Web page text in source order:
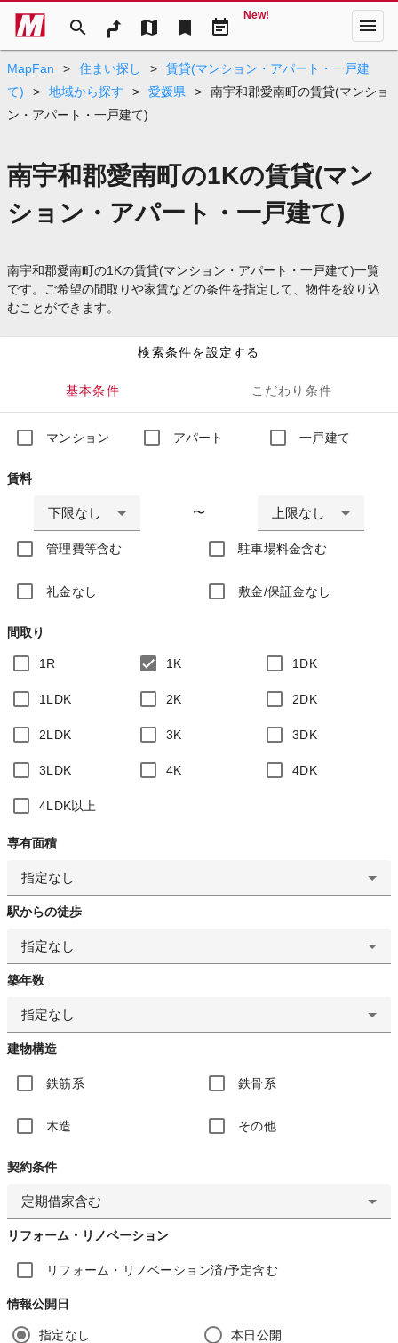
search map bookmark event_note
New! menu
MapFan > 住まい探し >
賃貸(マンション・アパート・一戸建
て)
> 地域から探す > 愛媛県 >
南宇和郡愛南町の賃貸(マンショ
ン・アパート・一戸建て)
南宇和郡愛南町の1Kの賃貸(マン
ション・アパート・一戸建て)
南宇和郡愛南町の1Kの賃貸(マンション・アパート・一戸建て)一覧
です。ご希望の間取りや家賃などの条件を指定して、物件を絞り込
むことができます。
検索条件を設定する
基本条件 こだわり条件
マンション アパート 一戸建て
賃料
下限なし 〜 上限なし
管理費等含む 駐車場料金含む
礼金なし 敷金/保証金なし
間取り
1R 1K 1DK
1LDK 2K 2DK
2LDK 3K 3DK
3LDK 4K 4DK
4LDK以上
専有面積
指定なし
駅からの徒歩
指定なし
築年数
指定なし
建物構造
鉄筋系 鉄骨系
木造 その他
契約条件
定期借家含む
リフォーム・リノベーション
リフォーム・リノベーション済/予定含む
情報公開日
指定なし 本日公開